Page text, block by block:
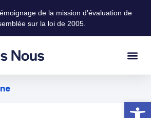
Ouvrir
de la mission d’évaluation de
sur la loi de 2005.